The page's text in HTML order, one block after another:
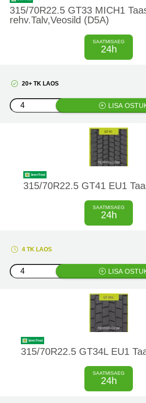
315/70R22.5 GT33 MICH1
rehv.Talv,Veosild (D5A)
SAATMISAEG
24h
20+ TK LAOS
LISA
315/70R22.5 GT41 EU1
SAATMISAEG
24h
4 TK LAOS
LISA
315/70R22.5 GT34L EU1
SAATMISAEG
24h